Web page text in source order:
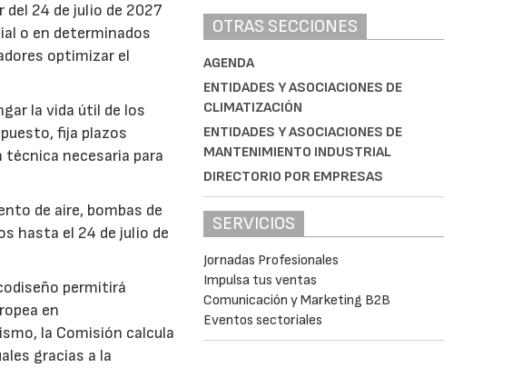
24 de julio de 2027
o en determinados
optimizar el
la vida útil de los
fija plazos
necesaria para
de aire, bombas de
hasta el 24 de julio de
permitirá
en
la Comisión calcula
gracias a la
OTRAS SECCIONES
AGENDA
ENTIDADES Y ASOCIACIONES DE
CLIMATIZACIÓN
ENTIDADES Y ASOCIACIONES DE
MANTENIMIENTO INDUSTRIAL
DIRECTORIO POR EMPRESAS
SERVICIOS
Jornadas Profesionales
Impulsa tus ventas
Comunicación y Marketing B2B
Eventos sectoriales